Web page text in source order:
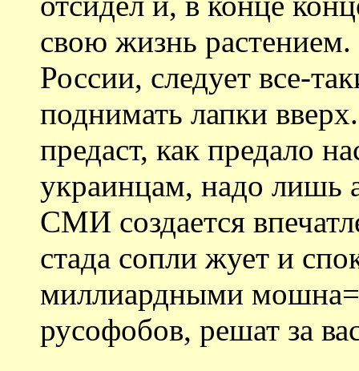
свою жизнь
России, следует все-
поднимать лапки
предаст, как предало
украинцам, надо лишь
СМИ создается
стада сопли жует и
миллиардными
русофобов, решат за